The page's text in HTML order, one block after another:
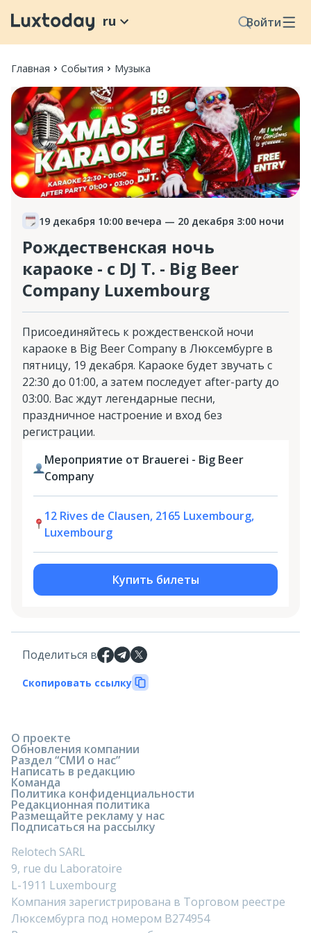
Войти
ru
Главная События Музыка
19 декабря 10:00 вечера — 20 декабря 3:00 ночи
Рождественская ночь
караоке - с DJ T. - Big Beer
Company Luxembourg
Присоединяйтесь к рождественской ночи
караоке в Big Beer Company в Люксембурге в
пятницу, 19 декабря. Караоке будет звучать с
22:30 до 01:00, а затем последует after-party до
03:00. Вас ждут легендарные песни,
праздничное настроение и вход без
регистрации.
Мероприятие от Brauerei - Big Beer
Company
12 Rives de Clausen, 2165 Luxembourg,
Luxembourg
Купить билеты
Поделиться в
Скопировать ссылку
О проекте
Обновления компании
Раздел “СМИ о нас”
Написать в редакцию
Команда
Политика конфиденциальности
Редакционная политика
Размещайте рекламу у нас
Подписаться на рассылку
Relotech SARL
9, rue du Laboratoire
L-1911 Luxembourg
Компания зарегистрирована в Торговом реестре
Люксембурга под номером B274954